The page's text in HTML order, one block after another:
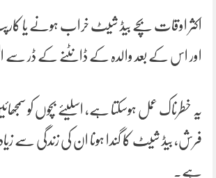
اکثر اوقات بچے بیڈ شیٹ خراب ہونے یا
اور اس کے بعد والدہ کے ڈانٹنے کے ڈر سے
یہ خطرناک عمل ہوسکتا ہے، اسلیئے بچوں کو
فرش، بیڈ شیٹ کا گندا ہونا ان کی زندگی سے
ہے۔